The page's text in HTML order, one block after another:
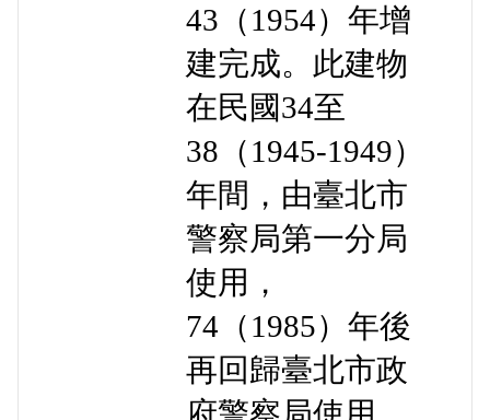
43（1954）年增
建完成。此建物
在民國34至
38（1945-1949）
年間，由臺北市
警察局第一分局
使用，
74（1985）年後
再回歸臺北市政